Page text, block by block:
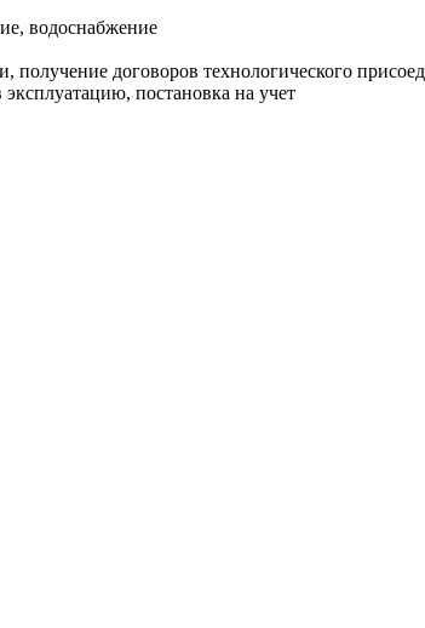
водоснабжение
договоров технологического
постановка на учет